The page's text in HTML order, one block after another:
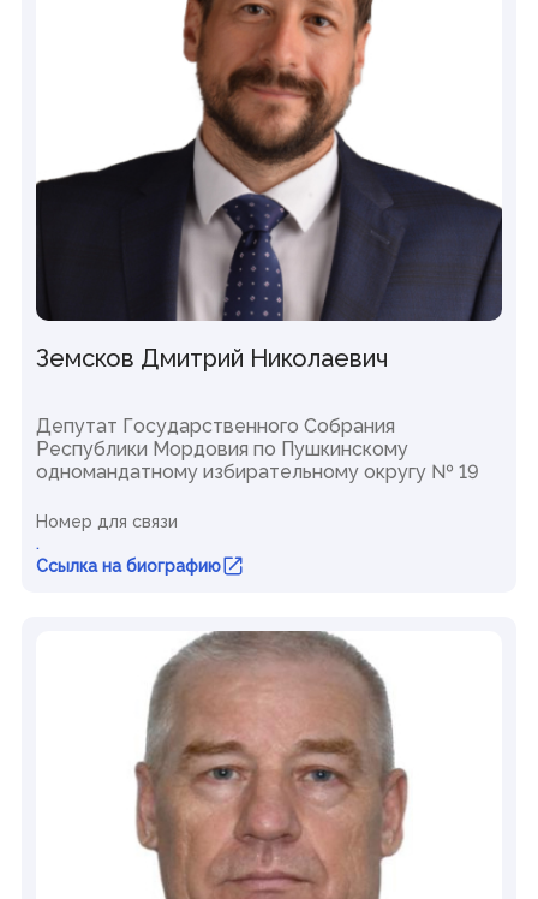
Земсков Дмитрий Николаевич
Депутат Государственного Собрания
Республики Мордовия по Пушкинскому
одномандатному избирательному округу № 19
Номер для связи
.
Ссылка на биографию